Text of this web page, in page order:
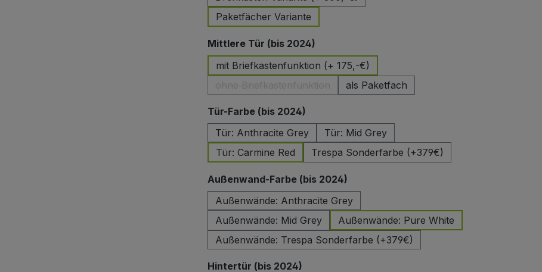
Paketfächer Variante
Mittlere Tür (bis 2024)auswählen
mit Briefkastenfunktion (+ 175,-€)
(Diese Option ist zurzeit nicht verfügbar.)
als Paketfach
Tür-Farbe (bis 2024)auswählen
Tür: Anthracite Grey
Tür: Mid Grey
Tür: Carmine Red
Trespa Sonderfarbe (+379€)
Außenwand-Farbe (bis 2024)auswählen
Außenwände: Anthracite Grey
Außenwände: Mid Grey
Außenwände: Pure White
Außenwände: Trespa Sonderfarbe (+379€)
Hintertür (bis 2024)auswählen